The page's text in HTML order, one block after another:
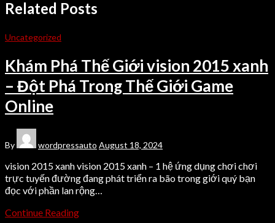
Related Posts
Uncategorized
Khám Phá Thế Giới vision 2015 xanh
– Đột Phá Trong Thế Giới Game
Online
By wordpressauto August 18, 2024
vision 2015 xanh vision 2015 xanh – 1 hệ ứng dụng chơi chơi
trực tuyến đường đang phát triển ra bão trong giới quý bạn
đọc với phần lan rộng…
Continue Reading